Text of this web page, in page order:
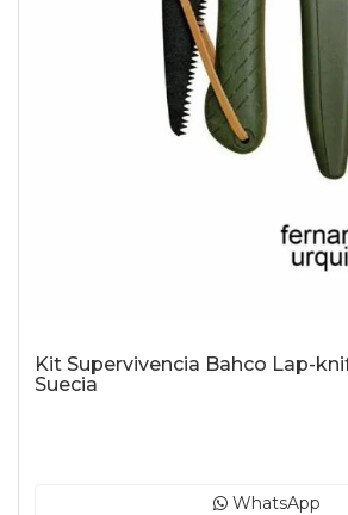
Kit Supervivencia Bahco Lap-
Suecia
WhatsApp